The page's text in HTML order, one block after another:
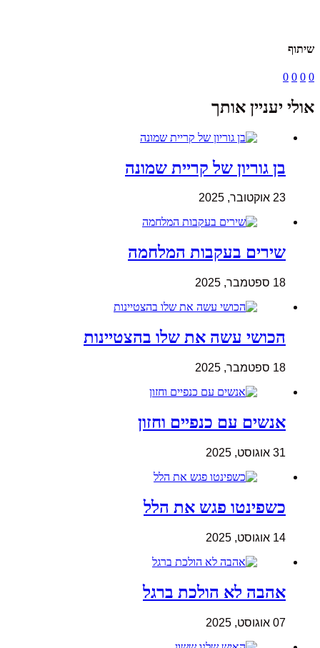
שיתוף
0
0
0
0
אולי יעניין אותך
בן גוריון של קריית שמונה
23 אוקטובר, 2025
שירים בעקבות המלחמה
18 ספטמבר, 2025
הכושי עשה את שלו בהצטיינות
18 ספטמבר, 2025
אנשים עם כנפיים וחזון
31 אוגוסט, 2025
כשפינטו פגש את הלל
14 אוגוסט, 2025
אהבה לא הולכת ברגל
07 אוגוסט, 2025